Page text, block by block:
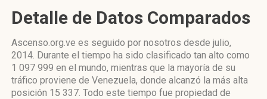
Detalle de Datos Comparados
Ascenso.org.ve es seguido por nosotros desde julio,
2014. Durante el tiempo ha sido clasificado tan alto como
1 097 999 en el mundo, mientras que la mayoría de su
tráfico proviene de Venezuela, donde alcanzó la más alta
posición 15 337. Todo este tiempo fue propiedad de